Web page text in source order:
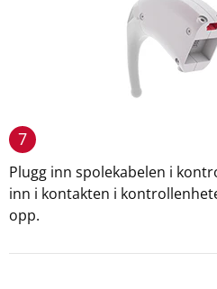
7
Plugg inn spolekabelen i
inn i kontakten i
opp.